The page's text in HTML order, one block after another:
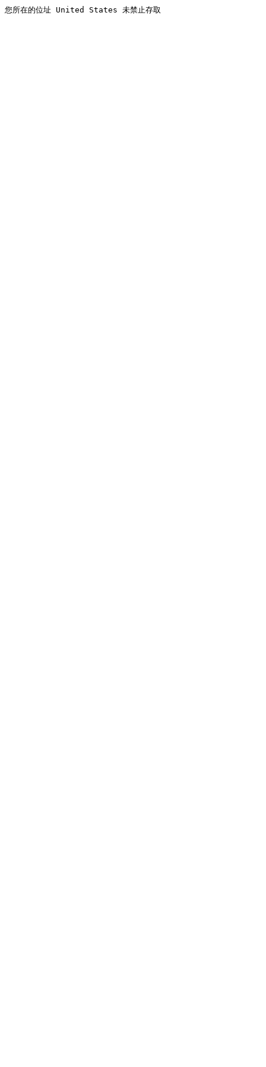
您所在的位址 United States 未禁止存取